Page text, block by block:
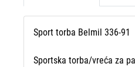
Sport torba Belmil 336-91
Sportska torba/vreća za